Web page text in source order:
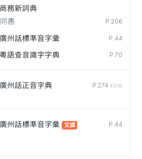
商務新詞典
同嶴
P.206
廣州話標準音字彙 P.44
粵語查音識字字典 P.70
廣州話正音字典 P.274 #3748
廣州話標準音字彙 又讀 P.44